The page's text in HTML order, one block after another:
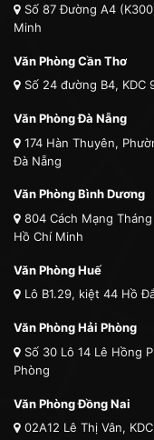
Số 87 Đường A4
Minh
Văn Phòng Cần Thơ
Số 24 đường B4, KDC
Văn Phòng Đà Nẵng
174 Hàn Thuyên,
Đà Nẵng
Văn Phòng Bình Dương
804 Cách Mạng
Hồ Chí Minh
Văn Phòng Huế
Lô B1.29, kiệt 44 Hồ
Văn Phòng Hải Phòng
Số 30 Lô 14 Lê Hồng
Phòng
Văn Phòng Đồng Nai
02A12 Lê Thị Vân,